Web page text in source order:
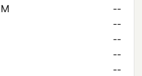
--
--
--
--
--